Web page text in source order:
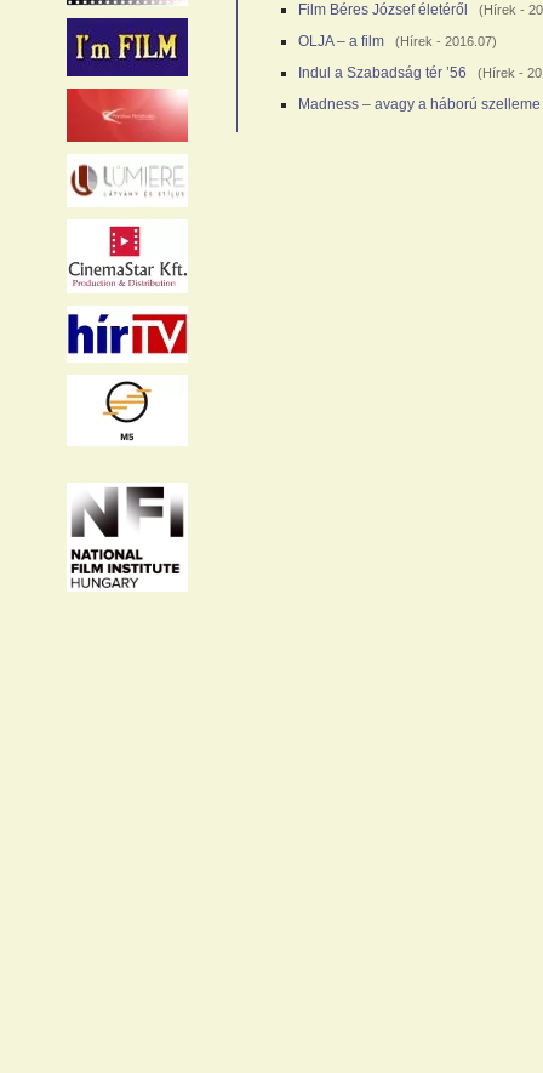
Film Béres József életéről (Hírek -
OLJA – a film (Hírek - 2016.07)
Indul a Szabadság tér ’56 (Hírek -
Madness – avagy a háború szelleme